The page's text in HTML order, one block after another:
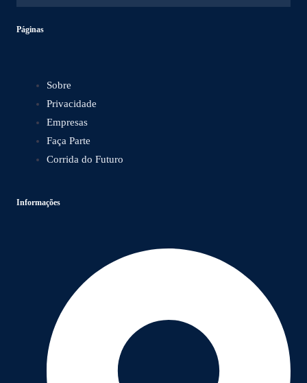
Páginas
Sobre
Privacidade
Empresas
Faça Parte
Corrida do Futuro
Informações